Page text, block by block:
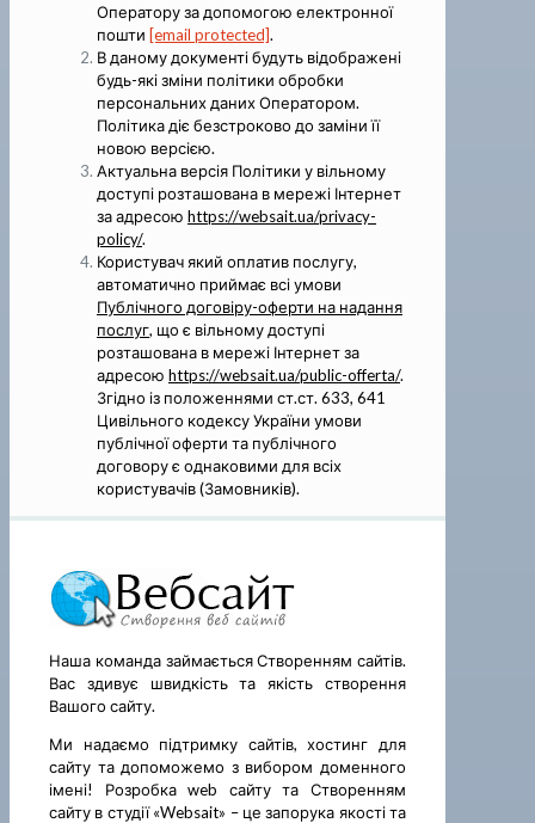
Оператору за допомогою електронної
пошти [email protected].
В даному документі будуть відображені
будь-які зміни політики обробки
персональних даних Оператором.
Політика діє безстроково до заміни її
новою версією.
Актуальна версія Політики у вільному
доступі розташована в мережі Інтернет
за адресою https://websait.ua/privacy-
policy/.
Користувач який оплатив послугу,
автоматично приймає всі умови
Публічного договіру-оферти на надання
послуг, що є вільному доступі
розташована в мережі Інтернет за
адресою https://websait.ua/public-offerta/.
Згідно із положеннями ст.ст. 633, 641
Цивільного кодексу України умови
публічної оферти та публічного
договору є однаковими для всіх
користувачів (Замовників).
Наша команда займається Створенням сайтів.
Вас здивує швидкість та якість створення
Вашого сайту.
Ми надаємо підтримку сайтів, хостинг для
сайту та допоможемо з вибором доменного
імені! Розробка web сайту та Створенням
сайту в студії «Websait» – це запорука якості та